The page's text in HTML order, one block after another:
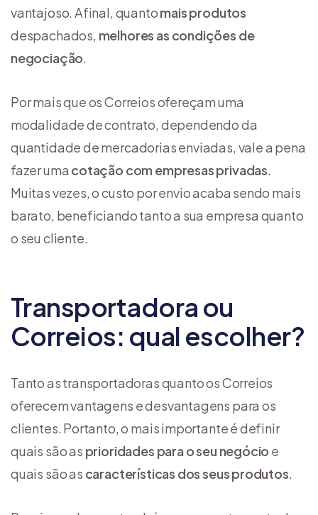
vantajoso. Afinal, quantomais produtos
despachados, melhores as condições de
negociação.
Por mais que os Correios ofereçam uma
modalidade de contrato, dependendo da
quantidade de mercadorias enviadas, vale a pena
fazer uma cotação com empresas privadas.
Muitas vezes, o custo por envio acaba sendo mais
barato, beneficiando tanto a sua empresa quanto
o seu cliente.
Transportadora ou
Correios: qual escolher?
Tanto as transportadoras quanto os Correios
oferecem vantagens e desvantagens para os
clientes. Portanto, o mais importante é definir
quais são as prioridades para o seu negócio e
quais são as características dos seus produtos.